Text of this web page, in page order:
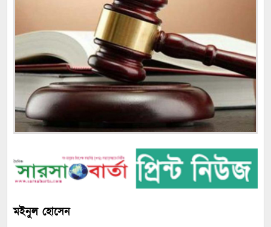
মইনুল হোসেন